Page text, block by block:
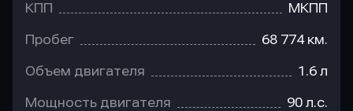
КПП МКПП
Пробег 68 774 км.
Объем двигателя 1.6 л
Мощность двигателя 90 л.с.